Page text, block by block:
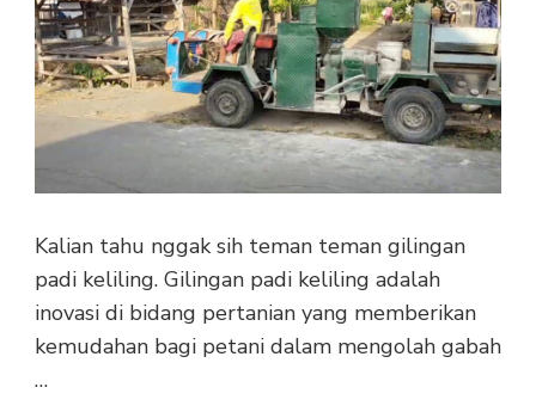
Kalian tahu nggak sih teman teman gilingan
padi keliling. Gilingan padi keliling adalah
inovasi di bidang pertanian yang memberikan
kemudahan bagi petani dalam mengolah gabah
…